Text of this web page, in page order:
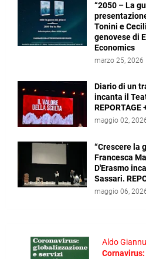
“2050 – La
Tonini e
genovese di
Economics
marzo 25, 2026
Diario di un
incanta il
REPORTAGE
maggio 02,
“Crescere la
Francesca
D'Erasmo
Sassari.
maggio 06,
Aldo